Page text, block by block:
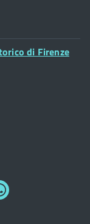
di Firenze
Collegamento
a